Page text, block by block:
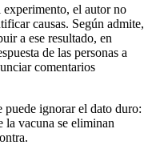
experimento, el autor no
causas. Según admite,
a ese resultado, en
de las personas a
comentarios
puede ignorar el dato duro:
la vacuna se eliminan